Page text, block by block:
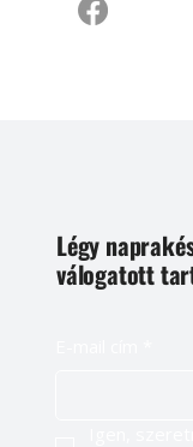
Légy
válogatott